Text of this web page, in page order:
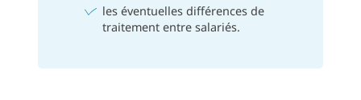
les éventuelles différences de
traitement entre salariés.